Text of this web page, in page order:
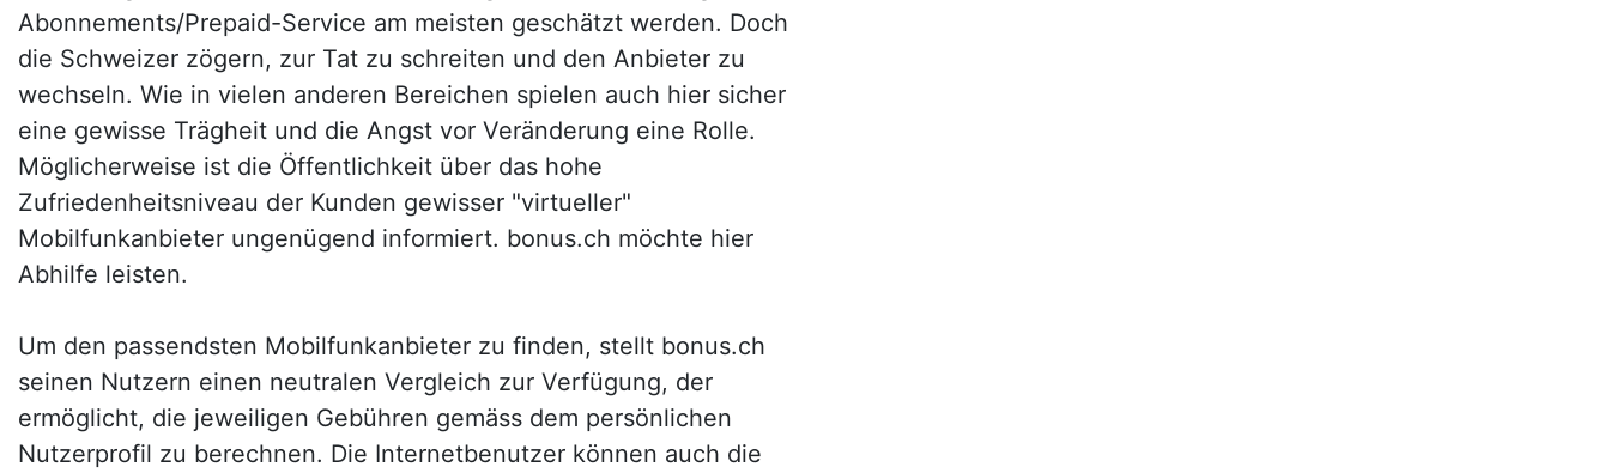
Abonnements/Prepaid-Service am meisten geschätzt werden. Doch
die Schweizer zögern, zur Tat zu schreiten und den Anbieter zu
wechseln. Wie in vielen anderen Bereichen spielen auch hier sicher
eine gewisse Trägheit und die Angst vor Veränderung eine Rolle.
Möglicherweise ist die Öffentlichkeit über das hohe
Zufriedenheitsniveau der Kunden gewisser "virtueller"
Mobilfunkanbieter ungenügend informiert. bonus.ch möchte hier
Abhilfe leisten.
Um den passendsten Mobilfunkanbieter zu finden, stellt bonus.ch
seinen Nutzern einen neutralen Vergleich zur Verfügung, der
ermöglicht, die jeweiligen Gebühren gemäss dem persönlichen
Nutzerprofil zu berechnen. Die Internetbenutzer können auch die